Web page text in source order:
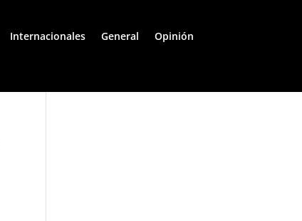
Internacionales General Opinión